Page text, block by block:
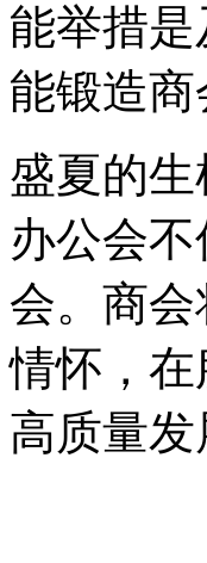
能举措
能锻造
盛夏的
办公会
会。商
情怀，
高质量发